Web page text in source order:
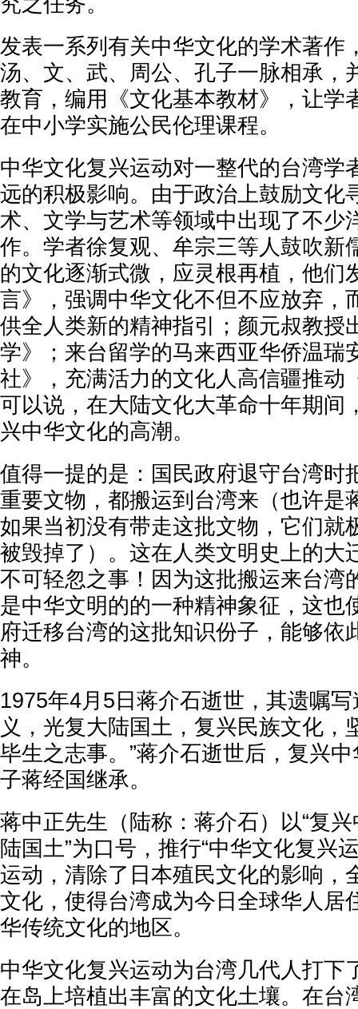
发表一系列有关中华文化的学术著作
汤、文、武、周公、孔子一脉相承，
教育，编用《文化基本教材》，让学
在中小学实施公民伦理课程。
中华文化复兴运动对一整代的台湾学
远的积极影响。由于政治上鼓励文化
术、文学与艺术等领域中出现了不少
作。学者徐复观、牟宗三等人鼓吹新
的文化逐渐式微，应灵根再植，他们
言》，强调中华文化不但不应放弃，
供全人类新的精神指引；颜元叔教授
学》；来台留学的马来西亚华侨温瑞
社》，充满活力的文化人高信疆推动
可以说，在大陆文化大革命十年期间
兴中华文化的高潮。
值得一提的是：国民政府退守台湾时
重要文物，都搬运到台湾来（也许是
如果当初没有带走这批文物，它们就
被毁掉了）。这在人类文明史上的大
不可轻忽之事！因为这批搬运来台湾
是中华文明的的一种精神象征，这也
府迁移台湾的这批知识份子，能够依
神。
1975年4月5日蒋介石逝世，其遗嘱写
义，光复大陆国土，复兴民族文化，
毕生之志事。”蒋介石逝世后，复兴
子蒋经国继承。
蒋中正先生（陆称：蒋介石）以“复
陆国土”为口号，推行“中华文化复兴
运动，清除了日本殖民文化的影响，
文化，使得台湾成为今日全球华人居
华传统文化的地区。
中华文化复兴运动为台湾几代人打下
在岛上培植出丰富的文化土壤。在台